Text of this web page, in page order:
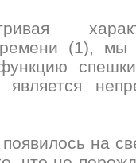
(1),
является
на